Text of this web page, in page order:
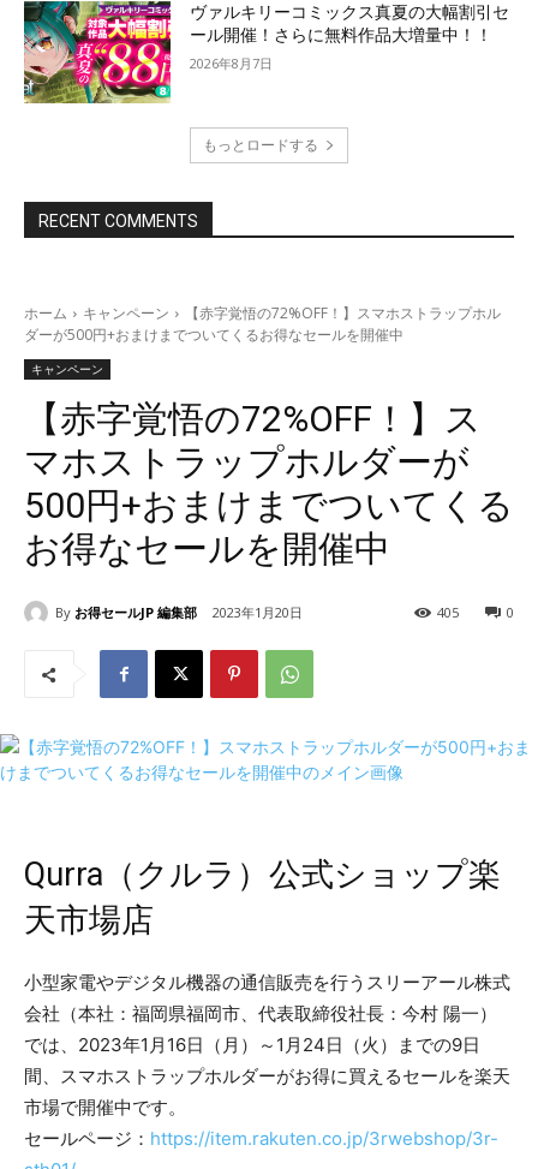
ヴァルキリーコミックス真夏の大幅割引セ
ール開催！さらに無料作品大増量中！！
2026年8月7日
もっとロードする
RECENT COMMENTS